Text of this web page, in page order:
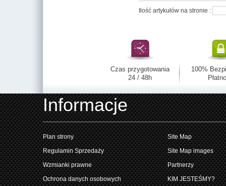
Ilość artykułów na stronie :
Czas przygotowania
24 / 48h
100%
Informacje
Plan strony
Regulamin Sprzedaży
Wzmianki prawne
Ochrona danych osobowych
Site Map
Site Map images
Partnerzy
KIM JESTEŚMY?